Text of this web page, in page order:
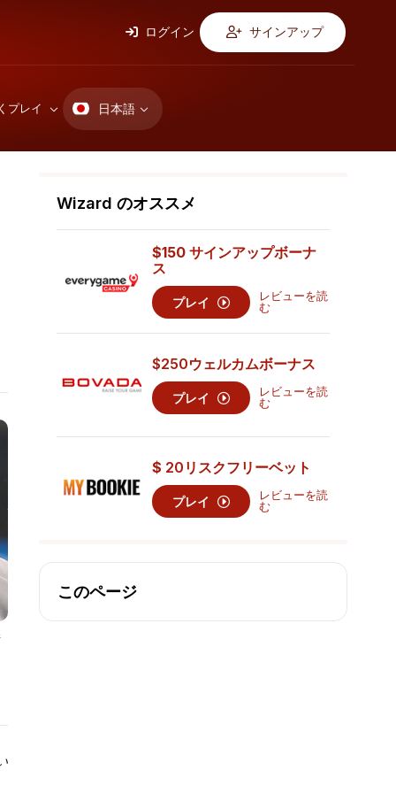
ログイン サインアップ
プレイ 日本語
Wizard のオススメ
$150 サインアップボーナ
ス
プレイ
レビューを読
む
$250ウェルカムボーナス
プレイ
レビューを読
む
$ 20 リスクフリーベット
プレイ
レビューを読
む
このページ